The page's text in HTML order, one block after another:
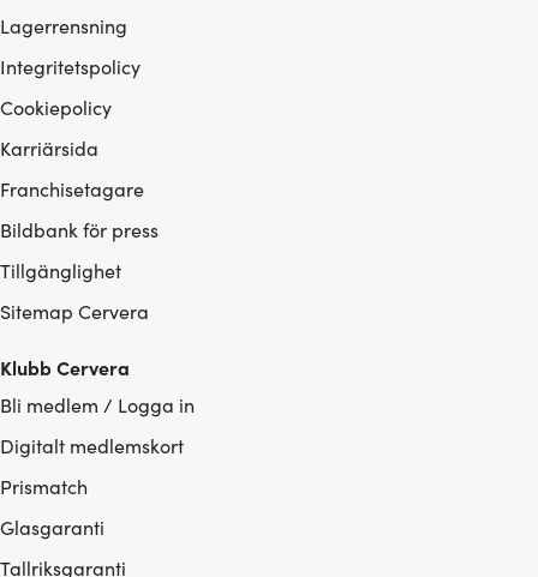
Lagerrensning
Integritetspolicy
Cookiepolicy
Karriärsida
Franchisetagare
Bildbank för press
Tillgänglighet
Sitemap Cervera
Klubb Cervera
Bli medlem / Logga in
Digitalt medlemskort
Prismatch
Glasgaranti
Tallriksgaranti